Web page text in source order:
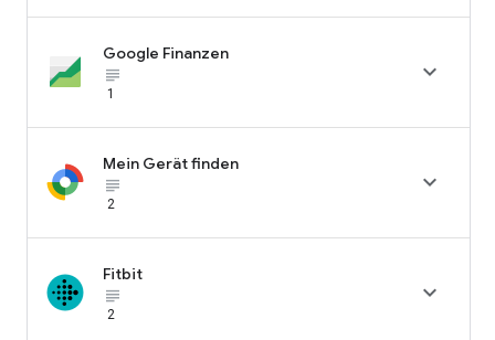
Google Finanzen
subject_black
1

Mein Gerät finden
subject_black
2

Fitbit
subject_black
2
